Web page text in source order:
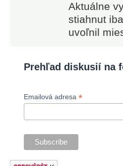
Aktuálne
stiahnut
uvoľnil
Prehľad diskusií na
Emailová adresa*
Odeslat odpověď